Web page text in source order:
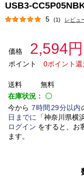
USB3-
5 (1) レビュ
価格 2,594円
ポイント
0ポイント還
送料
無料
在庫状況： 〇
今から 7時間 29分以内
日 までに 「神奈川県横
ログイン をすると、お
ます。